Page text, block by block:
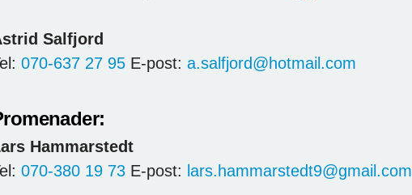
Salfjord
070-637 27 95 E-post: a.salfjord@hotmail.com
Hammarstedt
070-380 19 73 E-post: lars.hammarstedt9@gmail.com